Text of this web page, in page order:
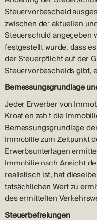
Steuervorbescheid
zwischen der aktuellen
Steuerschuld angegeben
festgestellt wurde, dass
der Steuerpflicht auf der
Steuervorbescheids gibt,
Bemessungsgrundlage
Jeder Erwerber von
Kroatien zahlt die
Bemessungsgrundlage
Immobilie zum Zeitpunkt
Erwerbsunterlagen
Immobilie nach Ansicht
realistisch ist, hat
tatsächlichen Wert zu
des ermittelten
Steuerbefreiungen